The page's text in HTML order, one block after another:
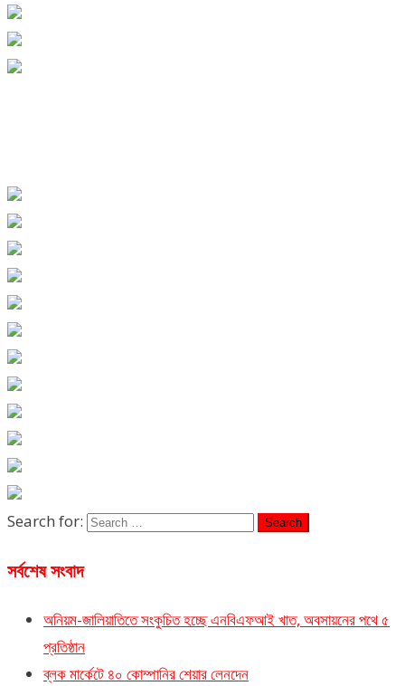
Search for:
সর্বশেষ সংবাদ
অনিয়ম-জালিয়াতিতে সংকুচিত হচ্ছে এনবিএফআই খাত, অবসায়নের পথে ৫
প্রতিষ্ঠান
ব্লক মার্কেটে ৪০ কোম্পানির শেয়ার লেনদেন